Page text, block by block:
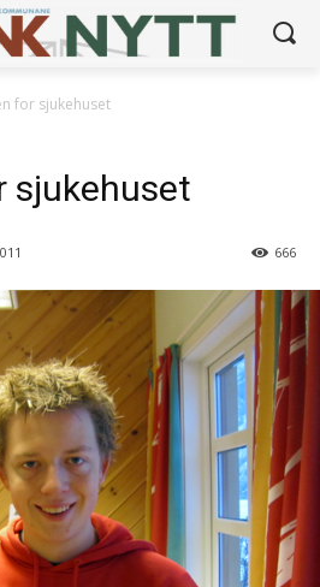
for sjukehuset
sjukehuset
666